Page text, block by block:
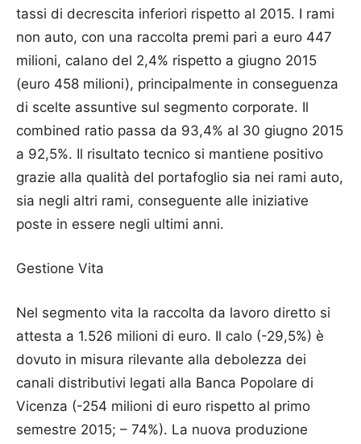
tassi di decrescita inferiori rispetto al 2015. I rami
non auto, con una raccolta premi pari a euro 447
milioni, calano del 2,4% rispetto a giugno 2015
(euro 458 milioni), principalmente in conseguenza
di scelte assuntive sul segmento corporate. Il
combined ratio passa da 93,4% al 30 giugno 2015
a 92,5%. Il risultato tecnico si mantiene positivo
grazie alla qualità del portafoglio sia nei rami auto,
sia negli altri rami, conseguente alle iniziative
poste in essere negli ultimi anni.
Gestione Vita
Nel segmento vita la raccolta da lavoro diretto si
attesta a 1.526 milioni di euro. Il calo (-29,5%) è
dovuto in misura rilevante alla debolezza dei
canali distributivi legati alla Banca Popolare di
Vicenza (-254 milioni di euro rispetto al primo
semestre 2015; – 74%). La nuova produzione